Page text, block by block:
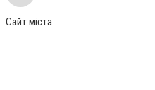
Сайт міста